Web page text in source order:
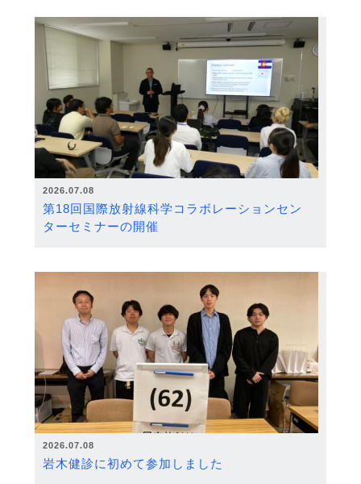
2026.07.08
第18回国際放射線科学コラボレーションセン
ターセミナーの開催
2026.07.08
岩木健診に初めて参加しました